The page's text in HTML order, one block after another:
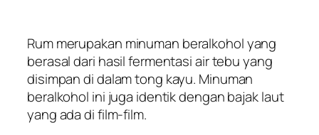
Rum merupakan minuman beralkohol yang
berasal dari hasil fermentasi air tebu yang
disimpan di dalam tong kayu. Minuman
beralkohol ini juga identik dengan bajak laut
yang ada di film-film.